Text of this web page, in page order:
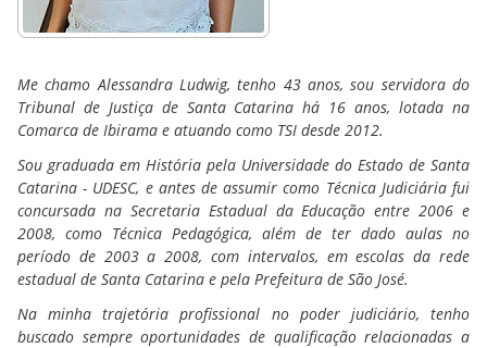
Me chamo Alessandra Ludwig, tenho 43 anos, sou servidora do
Tribunal de Justiça de Santa Catarina há 16 anos, lotada na
Comarca de Ibirama e atuando como TSI desde 2012.
Sou graduada em História pela Universidade do Estado de Santa
Catarina - UDESC, e antes de assumir como Técnica Judiciária fui
concursada na Secretaria Estadual da Educação entre 2006 e
2008, como Técnica Pedagógica, além de ter dado aulas no
período de 2003 a 2008, com intervalos, em escolas da rede
estadual de Santa Catarina e pela Prefeitura de São José.
Na minha trajetória profissional no poder judiciário, tenho
buscado sempre oportunidades de qualificação relacionadas a